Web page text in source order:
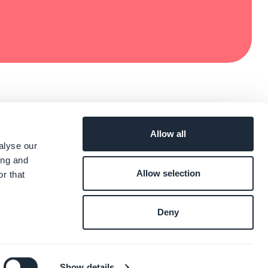
our
and
that
Allow all
Allow selection
Deny